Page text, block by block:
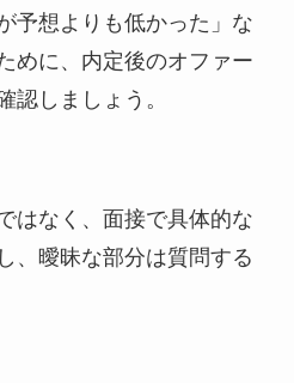
予想よりも低かった」な
めに、内定後のオファー
認しましょう。
はなく、面接で具体的な
、曖昧な部分は質問する